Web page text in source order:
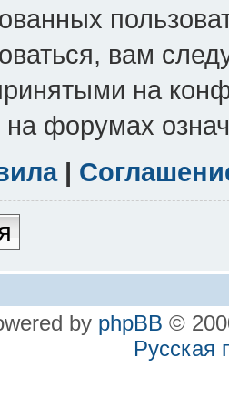
вам
на
на форумах
|
by phpBB ©
Русская